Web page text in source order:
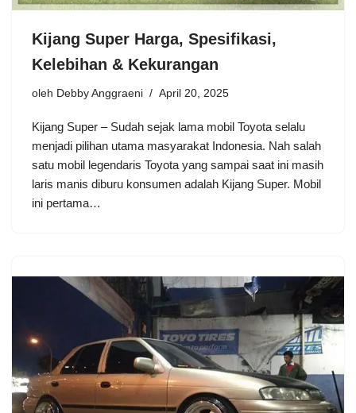
Kijang Super Harga, Spesifikasi,
Kelebihan & Kekurangan
oleh Debby Anggraeni April 20, 2025
Kijang Super – Sudah sejak lama mobil Toyota selalu
menjadi pilihan utama masyarakat Indonesia. Nah salah
satu mobil legendaris Toyota yang sampai saat ini masih
laris manis diburu konsumen adalah Kijang Super. Mobil
ini pertama…